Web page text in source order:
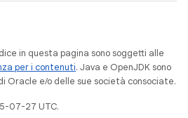
in questa pagina sono soggetti alle
per i contenuti. Java e OpenJDK sono
Oracle e/o delle sue società consociate.
07-27 UTC.